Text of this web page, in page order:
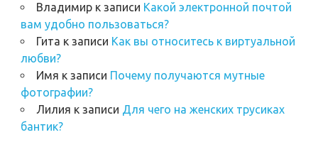
Владимирк записи Какой электронной почтой
вам удобно пользоваться?
Гита к записи Как вы относитесь к виртуальной
любви?
Имя к записи Почему получаются мутные
фотографии?
Лилия к записи Для чего на женских трусиках
бантик?